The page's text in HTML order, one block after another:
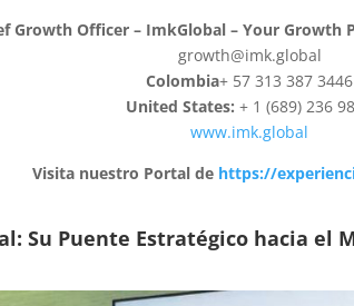
Growth Officer – ImkGlobal – Your Growth
growth@imk.global
Colombia+ 57 313 387 3446
United States: + 1 (689) 236
www.imk.global
Visita nuestro Portal de https://
Su Puente Estratégico hacia el